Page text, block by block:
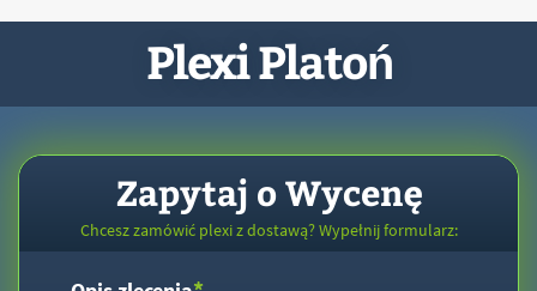
Plexi Platoń
Zapytaj o Wycenę
Chcesz zamówić plexi z dostawą? Wypełnij formularz: